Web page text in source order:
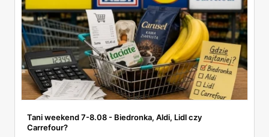
Tani weekend 7-8.08 - Biedronka, Aldi, Lidl czy
Carrefour?